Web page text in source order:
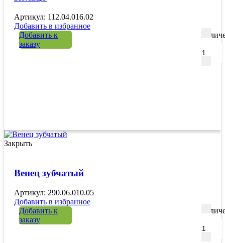
Артикул: 112.04.016.02
Добавить в избранное
Добавить к
заказу
Закрыть
Венец зубчатый
Артикул: 290.06.010.05
Добавить в избранное
Добавить к
заказу